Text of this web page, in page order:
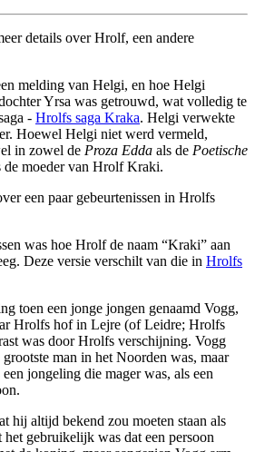
details over Hrolf, een andere
melding van Helgi, en hoe Helgi
Yrsa was getrouwd, wat volledig te
- Hrolfs saga Kraka. Helgi verwekte
Hoewel Helgi niet werd vermeld,
in zowel de Proza Edda als de Poetische
de moeder van Hrolf Kraki.
een paar gebeurtenissen in Hrolfs
was hoe Hrolf de naam “Kraki” aan
Deze versie verschilt van die in Hrolfs
toen een jonge jongen genaamd Vogg,
Hrolfs hof in Lejre (of Leidre; Hrolfs
was door Hrolfs verschijning. Vogg
man in het Noorden was, maar
jongeling die mager was, als een
hij altijd bekend zou moeten staan als
gebruikelijk was dat een persoon